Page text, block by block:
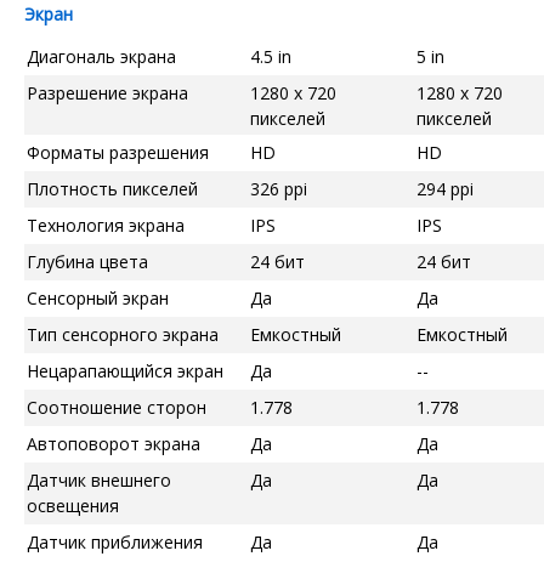
Экран
Диагональ экрана
4.5 in
5 in
Разрешение экрана
1280 x 720
пикселей
1280 x 720
пикселей
Форматы разрешения
HD
HD
Плотность пикселей
326 ppi
294 ppi
Технология экрана
IPS
IPS
Глубина цвета
24 бит
24 бит
Сенсорный экран
Да
Да
Тип сенсорного экрана
Емкостный
Емкостный
Нецарапающийся экран
Да
--
Соотношение сторон
1.778
1.778
Автоповорот экрана
Да
Да
Датчик внешнего
освещения
Да Да
Датчик приближения Да Да